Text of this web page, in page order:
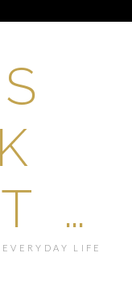
…
LIFE